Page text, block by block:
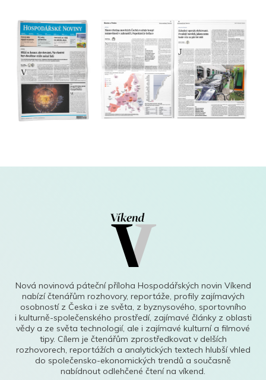
Nová novinová páteční příloha Hospodářských novin Víkend
nabízí čtenářům rozhovory, reportáže, profily zajímavých
osobností z Česka i ze světa, z byznysového, sportovního
i kulturně-společenského prostředí, zajímavé články z oblasti
vědy a ze světa technologií, ale i zajímavé kulturní a filmové
tipy. Cílem je čtenářům zprostředkovat v delších
rozhovorech, reportážích a analytických textech hlubší vhled
do společensko-ekonomických trendů a současně
nabídnout odlehčené čtení na víkend.